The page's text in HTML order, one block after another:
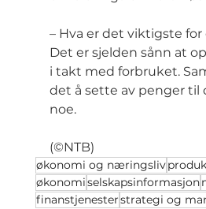
– Hva er det viktigste for
Det er sjelden sånn at
i takt med forbruket.
det å sette av penger til
noe.
(©NTB)
økonomi og næringsliv
økonomiselskapsinformasjon
finanstjenesterstrategi og